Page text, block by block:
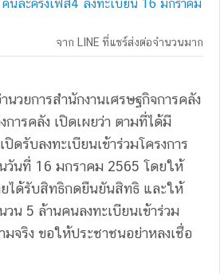
จาก LINE ที่แชร์ส่งต่อจำนวนมาก
นวยการสำนักงานเศรษฐกิจการคลัง
การคลัง เปิดเผยว่า ตามที่ได้มี
ปิดรับลงทะเบียนเข้าร่วมโครงการ
วันที่ 16 มกราคม 2565 โดยให้
ยได้รับสิทธิกดยืนยันสิทธิ และให้
น 5 ล้านคนลงทะเบียนเข้าร่วม
มจริง ขอให้ประชาชนอย่าหลงเชื่อ